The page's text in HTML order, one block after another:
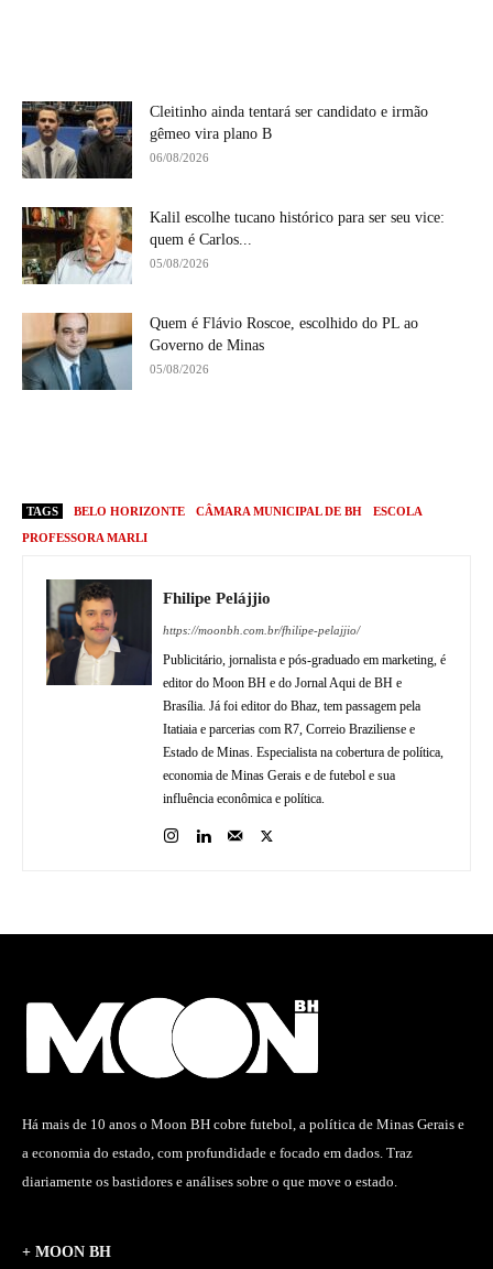
Cleitinho ainda tentará ser candidato e irmão
gêmeo vira plano B
06/08/2026
Kalil escolhe tucano histórico para ser seu vice:
quem é Carlos...
05/08/2026
Quem é Flávio Roscoe, escolhido do PL ao
Governo de Minas
05/08/2026
TAGS BELO HORIZONTE CÂMARA MUNICIPAL DE BH
ESCOLA
PROFESSORA MARLI
Fhilipe Pelájjio
https://moonbh.com.br/fhilipe-pelajjio/
Publicitário, jornalista e pós-graduado em marketing, é
editor do Moon BH e do Jornal Aqui de BH e
Brasília. Já foi editor do Bhaz, tem passagem pela
Itatiaia e parcerias com R7, Correio Braziliense e
Estado de Minas. Especialista na cobertura de política,
economia de Minas Gerais e de futebol e sua
influência econômica e política.
Há mais de 10 anos o Moon BH cobre futebol, a política de Minas Gerais e
a economia do estado, com profundidade e focado em dados. Traz
diariamente os bastidores e análises sobre o que move o estado.
+ MOON BH